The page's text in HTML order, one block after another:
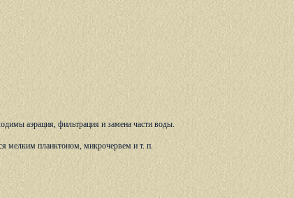
аэрация, фильтрация и замена части воды.
мелким планктоном, микрочервем и т. п.